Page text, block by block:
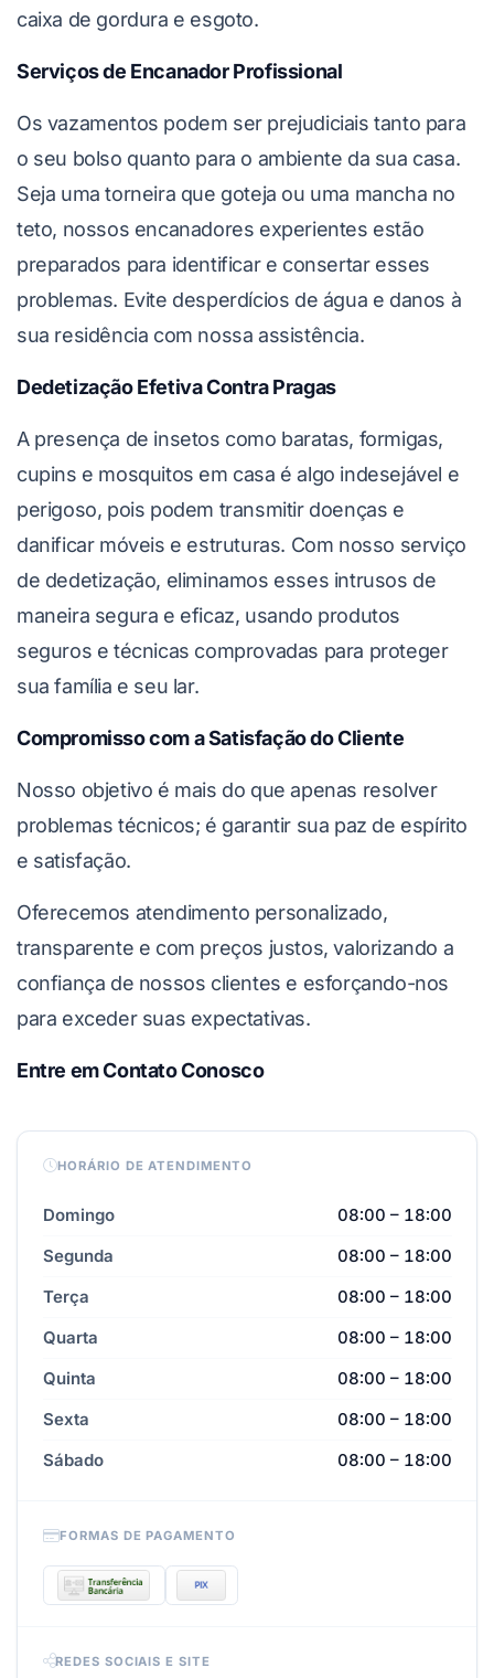
caixa de gordura e esgoto.
Serviços de Encanador Profissional
Os vazamentos podem ser prejudiciais tanto para
o seu bolso quanto para o ambiente da sua casa.
Seja uma torneira que goteja ou uma mancha no
teto, nossos encanadores experientes estão
preparados para identificar e consertar esses
problemas. Evite desperdícios de água e danos à
sua residência com nossa assistência.
Dedetização Efetiva Contra Pragas
A presença de insetos como baratas, formigas,
cupins e mosquitos em casa é algo indesejável e
perigoso, pois podem transmitir doenças e
danificar móveis e estruturas. Com nosso serviço
de dedetização, eliminamos esses intrusos de
maneira segura e eficaz, usando produtos
seguros e técnicas comprovadas para proteger
sua família e seu lar.
Compromisso com a Satisfação do Cliente
Nosso objetivo é mais do que apenas resolver
problemas técnicos; é garantir sua paz de espírito
e satisfação.
Oferecemos atendimento personalizado,
transparente e com preços justos, valorizando a
confiança de nossos clientes e esforçando-nos
para exceder suas expectativas.
Entre em Contato Conosco
HORÁRIO DE ATENDIMENTO
Domingo
08:00 – 18:00
Segunda
08:00 – 18:00
Terça
08:00 – 18:00
Quarta
08:00 – 18:00
Quinta
08:00 – 18:00
Sexta
08:00 – 18:00
Sábado
08:00 – 18:00
FORMAS DE PAGAMENTO
REDES SOCIAIS E SITE